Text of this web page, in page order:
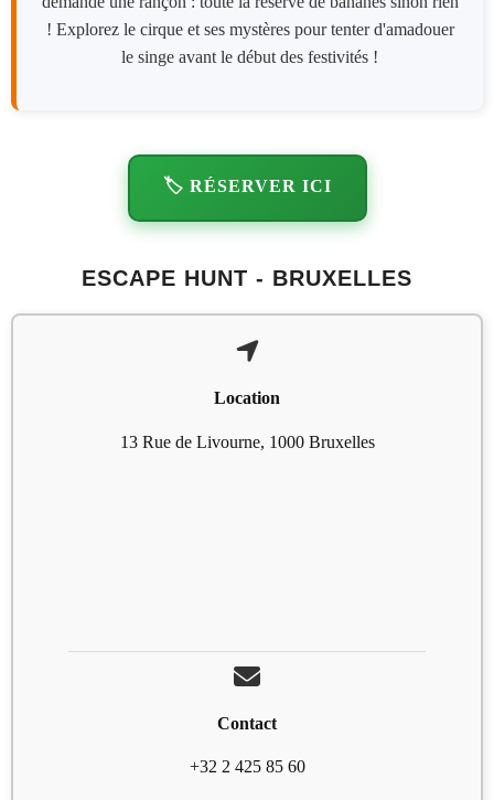
! Explorez le cirque et ses mystères pour tenter d'amadouer
le singe avant le début des festivités !
🏷️ RÉSERVER ICI
ESCAPE HUNT - BRUXELLES
Location
13 Rue de Livourne, 1000 Bruxelles
Contact
+32 2 425 85 60